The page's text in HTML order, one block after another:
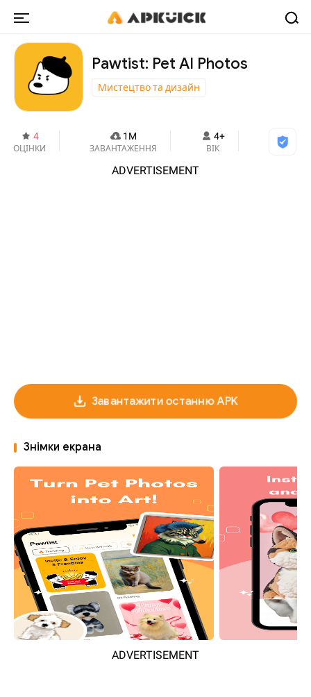
Pawtist: Pet AI Photos
Мистецтво та дизайн
4
ОЦІНКИ
1M
ЗАВАНТАЖЕННЯ
4+
ВІК
ADVERTISEMENT
Завантажити останню APK
Знімки екрана
ADVERTISEMENT